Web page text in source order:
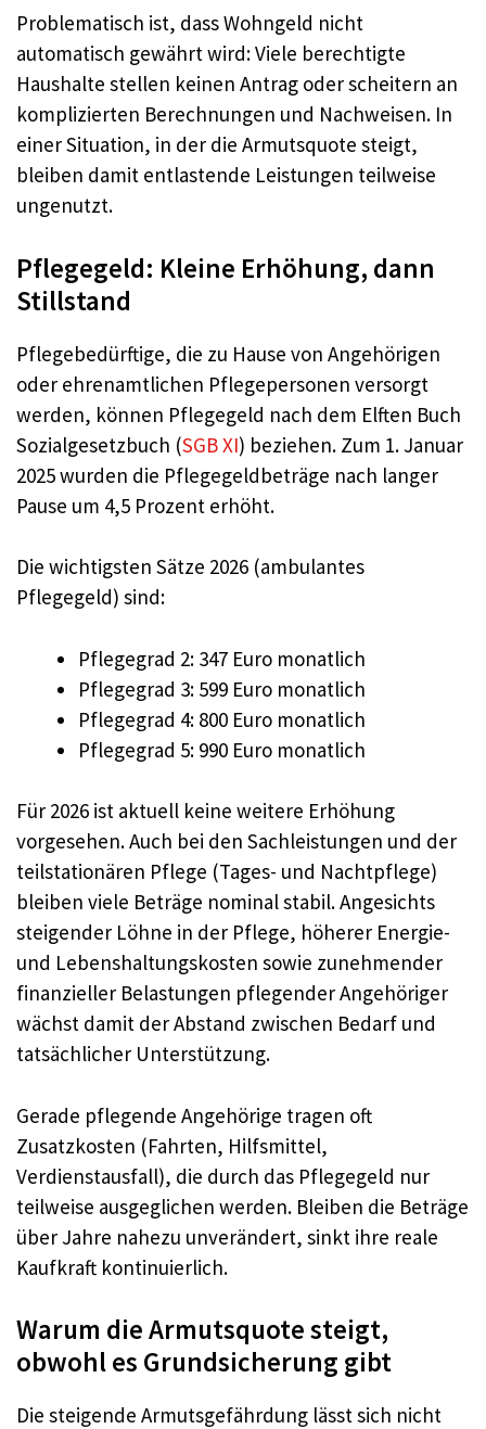
Problematisch ist, dass Wohngeld nicht
automatisch gewährt wird: Viele berechtigte
Haushalte stellen keinen Antrag oder scheitern an
komplizierten Berechnungen und Nachweisen. In
einer Situation, in der die Armutsquote steigt,
bleiben damit entlastende Leistungen teilweise
ungenutzt.
Pflegegeld: Kleine Erhöhung, dann
Stillstand
Pflegebedürftige, die zu Hause von Angehörigen
oder ehrenamtlichen Pflegepersonen versorgt
werden, können Pflegegeld nach dem Elften Buch
Sozialgesetzbuch (SGB XI) beziehen. Zum 1. Januar
2025 wurden die Pflegegeldbeträge nach langer
Pause um 4,5 Prozent erhöht.
Die wichtigsten Sätze 2026 (ambulantes
Pflegegeld) sind:
Pflegegrad 2: 347 Euro monatlich
Pflegegrad 3: 599 Euro monatlich
Pflegegrad 4: 800 Euro monatlich
Pflegegrad 5: 990 Euro monatlich
Für 2026 ist aktuell keine weitere Erhöhung
vorgesehen. Auch bei den Sachleistungen und der
teilstationären Pflege (Tages- und Nachtpflege)
bleiben viele Beträge nominal stabil. Angesichts
steigender Löhne in der Pflege, höherer Energie-
und Lebenshaltungskosten sowie zunehmender
finanzieller Belastungen pflegender Angehöriger
wächst damit der Abstand zwischen Bedarf und
tatsächlicher Unterstützung.
Gerade pflegende Angehörige tragen oft
Zusatzkosten (Fahrten, Hilfsmittel,
Verdienstausfall), die durch das Pflegegeld nur
teilweise ausgeglichen werden. Bleiben die Beträge
über Jahre nahezu unverändert, sinkt ihre reale
Kaufkraft kontinuierlich.
Warum die Armutsquote steigt,
obwohl es Grundsicherung gibt
Die steigende Armutsgefährdung lässt sich nicht